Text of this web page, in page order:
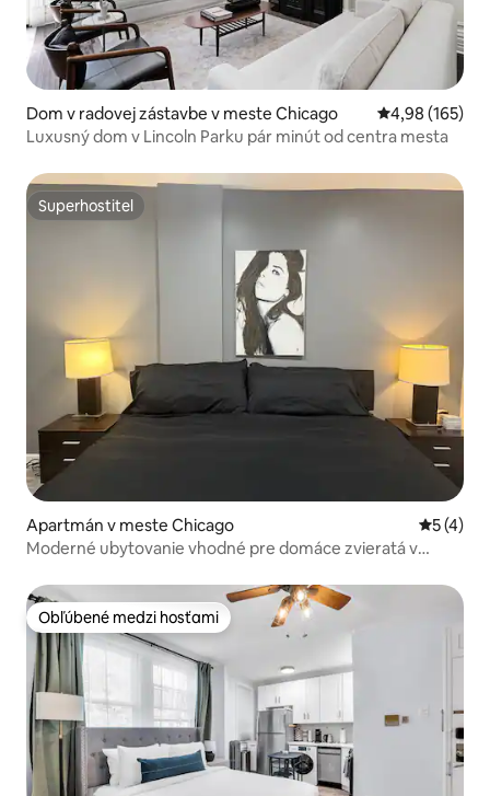
Dom v radovej zástavbe v meste Chicago Priemerné
4,98 (165)
Luxusný dom v Lincoln Parku pár minút od centra mesta
Superhostiteľ
Superhostiteľ
Apartmán v meste Chicago
5 (4)
Moderné ubytovanie vhodné pre domáce zvieratá v
Obľúbené medzi hosťami
Obľúbené medzi hosťami